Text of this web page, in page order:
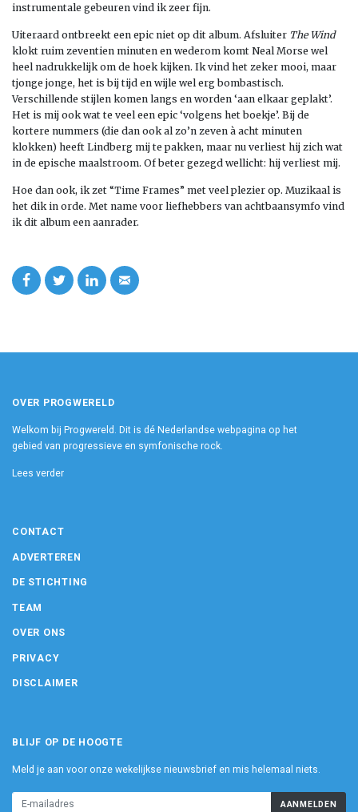
instrumentale gebeuren vind ik zeer fijn.
Uiteraard ontbreekt een epic niet op dit album. Afsluiter The Wind
klokt ruim zeventien minuten en wederom komt Neal Morse wel
heel nadrukkelijk om de hoek kijken. Ik vind het zeker mooi, maar
tjonge jonge, het is bij tijd en wijle wel erg bombastisch.
Verschillende stijlen komen langs en worden ‘aan elkaar geplakt’.
Het is mij ook wat te veel een epic ‘volgens het boekje’. Bij de
kortere nummers (die dan ook al zo’n zeven à acht minuten
klokken) heeft Lindberg mij te pakken, maar nu verliest hij zich wat
in de epische maalstroom. Of beter gezegd wellicht: hij verliest mij.
Hoe dan ook, ik zet “Time Frames” met veel plezier op. Muzikaal is
het dik in orde. Met name voor liefhebbers van achtbaansymfo vind
ik dit album een aanrader.
OVER PROGWERELD
Welkom bij Progwereld. Dit is dé Nederlandse webpagina op het
gebied van progressieve en symfonische rock.
Lees verder
CONTACT
ADVERTEREN
DE STICHTING
TEAM
OVER ONS
PRIVACY
DISCLAIMER
BLIJF OP DE HOOGTE
Meld je aan voor onze wekelijkse nieuwsbrief en mis helemaal niets.
AANMELDEN